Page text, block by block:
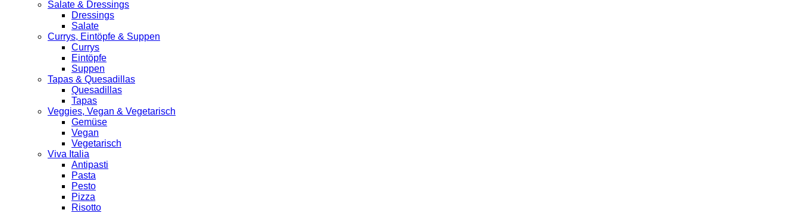
Salate & Dressings
Dressings
Salate
Currys, Eintöpfe & Suppen
Currys
Eintöpfe
Suppen
Tapas & Quesadillas
Quesadillas
Tapas
Veggies, Vegan & Vegetarisch
Gemüse
Vegan
Vegetarisch
Viva Italia
Antipasti
Pasta
Pesto
Pizza
Risotto